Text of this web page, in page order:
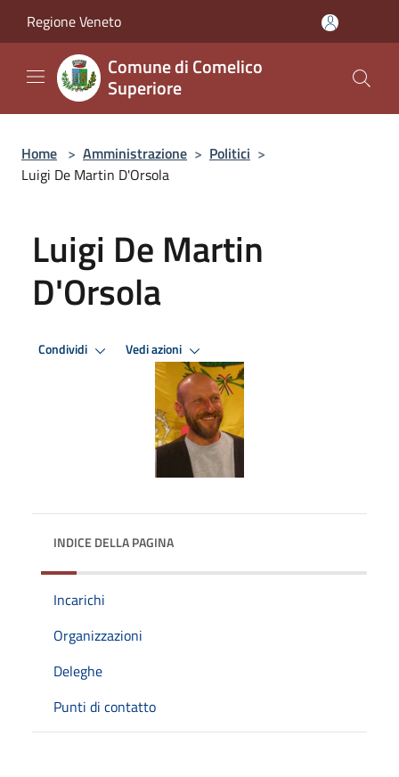
Regione Veneto
Comune di Comelico
Superiore
Home > Amministrazione > Politici >
Luigi De Martin D'Orsola
Luigi De Martin
D'Orsola
Condividi Vedi azioni
INDICE DELLA PAGINA
Incarichi
Organizzazioni
Deleghe
Punti di contatto